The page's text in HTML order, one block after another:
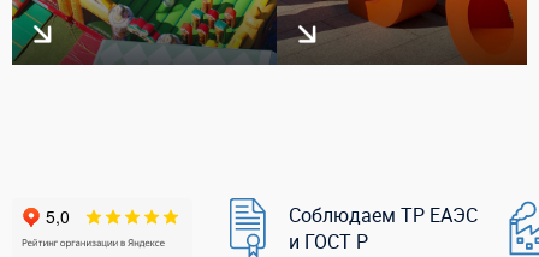
Соблюдаем ТР ЕАЭС
и ГОСТ Р